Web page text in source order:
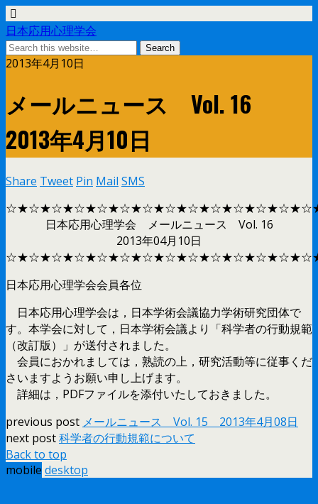
日本応用心理学会
2013年4月10日
メールニュース Vol. 16
2013年4月10日
Share Tweet Pin Mail SMS
日本応用心理学会 メールニュース Vol. 16
2013年04月10日
日本応用心理学会会員各位
日本応用心理学会は，日本学術会議協力学術研究団体で
す。本学会に対して，日本学術会議より「科学者の行動規範
（改訂版）」が送付されました。
会員におかれましては，熟読の上，研究活動等に従事くだ
さいますようお願い申し上げます。
詳細は，PDFファイルを添付いたしておきました。
previous post メールニュース Vol. 15 2013年4月08日
next post科学者の行動規範について
Back to top
mobile desktop